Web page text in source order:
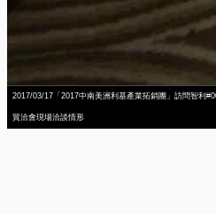
2017/03/17「2017中南美洲利基產業拓銷團」訪問智利
貿洽會現場洽談情形